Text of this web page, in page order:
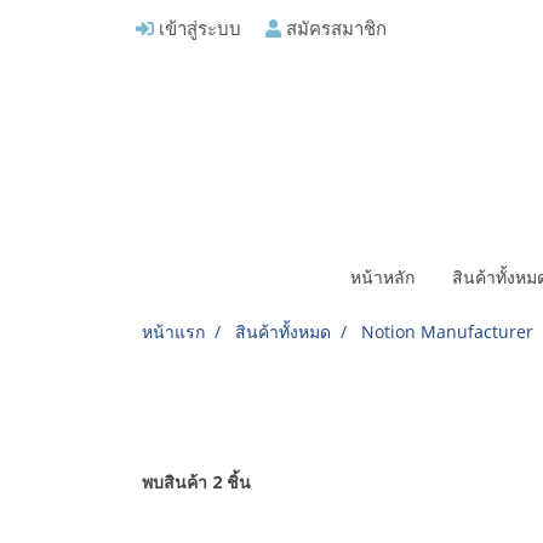
เข้าสู่ระบบ สมัครสมาชิก
หน้าหลัก สินค้าทั้งห
หน้าแรก สินค้าทั้งหมด Notion Manufacturer
พบสินค้า 2 ชิ้น